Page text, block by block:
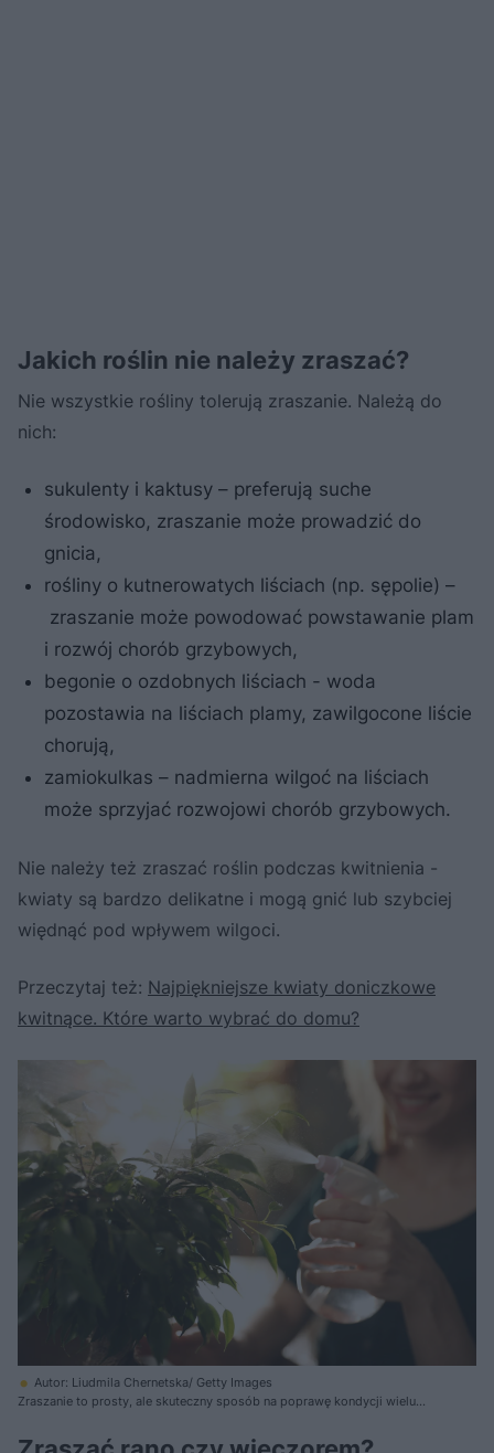
Jakich roślin nie należy zraszać?
Nie wszystkie rośliny tolerują zraszanie. Należą do
nich:
sukulenty i kaktusy – preferują suche
środowisko, zraszanie może prowadzić do
gnicia,
rośliny o kutnerowatych liściach (np. sępolie) –
zraszanie może powodować powstawanie plam
i rozwój chorób grzybowych,
begonie o ozdobnych liściach - woda
pozostawia na liściach plamy, zawilgocone liście
chorują,
zamiokulkas – nadmierna wilgoć na liściach
może sprzyjać rozwojowi chorób grzybowych.
Nie należy też zraszać roślin podczas kwitnienia -
kwiaty są bardzo delikatne i mogą gnić lub szybciej
więdnąć pod wpływem wilgoci.
Przeczytaj też: Najpiękniejsze kwiaty doniczkowe
kwitnące. Które warto wybrać do domu?
Autor: Liudmila Chernetska/ Getty Images
Zraszanie to prosty, ale skuteczny sposób na poprawę kondycji wielu